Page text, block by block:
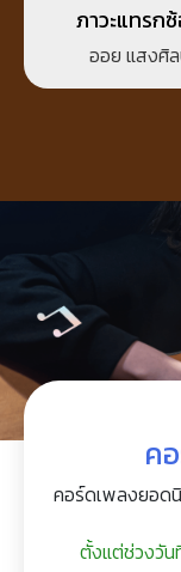
ภาวะแทรก
ออย แสงศิ
ค
คอร์ดเพลงยอด
ตั้งแต่ช่วงวั